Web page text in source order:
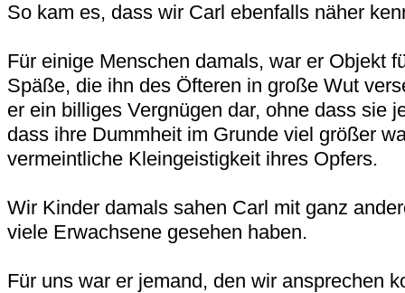
So kam es, dass wir Carl ebenfalls näher
Für einige Menschen damals, war er Objekt
Späße, die ihn des Öfteren in große Wut
er ein billiges Vergnügen dar, ohne dass sie
dass ihre Dummheit im Grunde viel größer
vermeintliche Kleingeistigkeit ihres Opfers.
Wir Kinder damals sahen Carl mit ganz
viele Erwachsene gesehen haben.
Für uns war er jemand, den wir ansprechen